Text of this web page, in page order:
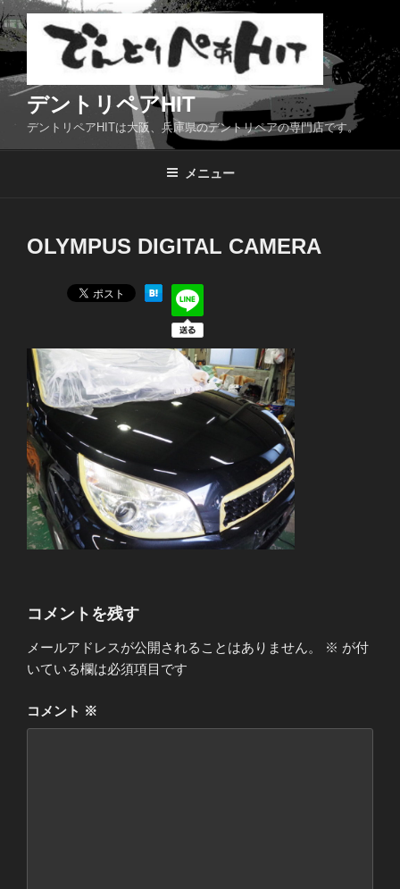
コ
ン
テ
ン
ツ
デントリペアHIT
デントリペアHITは大阪、兵庫県のデントリペアの専門店です。
メニュー
OLYMPUS DIGITAL CAMERA
コメントを残す
メールアドレスが公開されることはありません。 ※ が付
いている欄は必須項目です
コメント ※